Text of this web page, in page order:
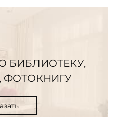
БИБЛИОТЕКУ,
ФОТОКНИГУ